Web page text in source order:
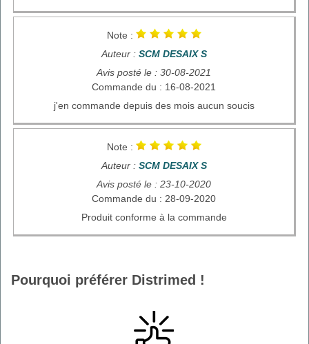
Note :
Auteur : SCM DESAIX S
Avis posté le : 30-08-2021
Commande du : 16-08-2021
j'en commande depuis des mois aucun soucis
Note :
Auteur : SCM DESAIX S
Avis posté le : 23-10-2020
Commande du : 28-09-2020
Produit conforme à la commande
Pourquoi préférer Distrimed !